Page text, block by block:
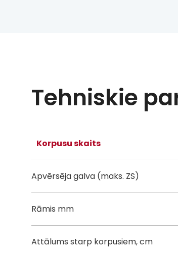
Tehniskie
Korpusu skaits
Apvērsēja galva (maks. ZS)
Rāmis mm
Attālums starp korpusiem, cm